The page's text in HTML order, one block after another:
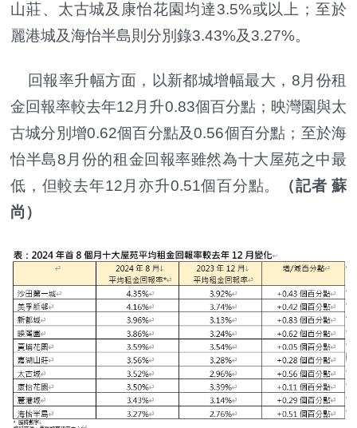
山莊、太古城及康怡花園均達3.5%或以上；至於
麗港城及海怡半島則分別錄3.43%及3.27%。
回報率升幅方面，以新都城增幅最大，8月份租
金回報率較去年12月升0.83個百分點；映灣園與太
古城分別增0.62個百分點及0.56個百分點；至於海
怡半島8月份的租金回報率雖然為十大屋苑之中最
低，但較去年12月亦升0.51個百分點。
（記者 蘇
尚）